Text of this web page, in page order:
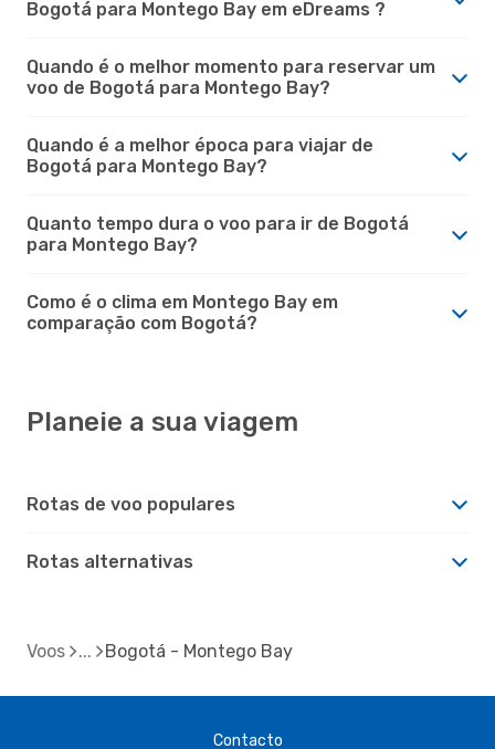
Bogotá para Montego Bay em eDreams ?
Quando é o melhor momento para reservar um
voo de Bogotá para Montego Bay?
Quando é a melhor época para viajar de
Bogotá para Montego Bay?
Quanto tempo dura o voo para ir de Bogotá
para Montego Bay?
Como é o clima em Montego Bay em
comparação com Bogotá?
Planeie a sua viagem
Rotas de voo populares
Rotas alternativas
Voos Bogotá - Montego Bay
Contacto